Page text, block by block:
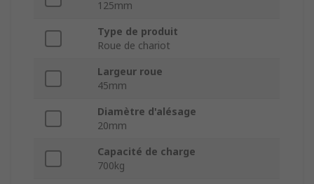
125mm
Type de produit
Roue de chariot
Largeur roue
45mm
Diamètre d'alésage
20mm
Capacité de charge
700kg